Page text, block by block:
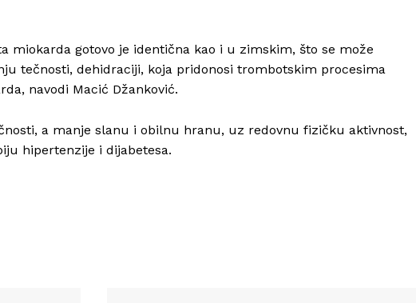
miokarda gotovo je identična kao i u zimskim, što se može
tečnosti, dehidraciji, koja pridonosi trombotskim procesima
navodi Macić Džanković.
a manje slanu i obilnu hranu, uz redovnu fizičku aktivnost,
hipertenzije i dijabetesa.